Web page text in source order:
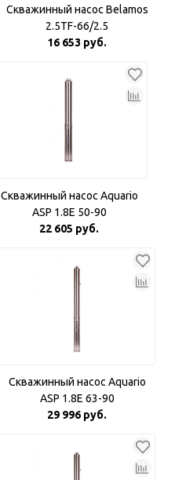
Скважинный насос Belamos
2.5TF-66/2.5
16 653 руб.
Скважинный насос Aquario
ASP 1.8Е 50-90
22 605 руб.
Скважинный насос Aquario
ASP 1.8Е 63-90
29 996 руб.